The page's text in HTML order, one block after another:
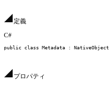
定義
C#
public class Metadata : NativeObject
プロパティ